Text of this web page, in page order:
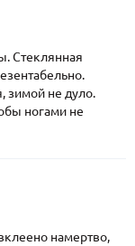
Стеклянная
зимой не дуло.
ногами не
намертво,